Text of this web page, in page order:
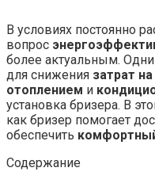
В условиях постоянно
вопрос
более актуальным.
для снижения затрат
отоплением и
установка бризера. В
как бризер помогает
обеспечить
Содержание